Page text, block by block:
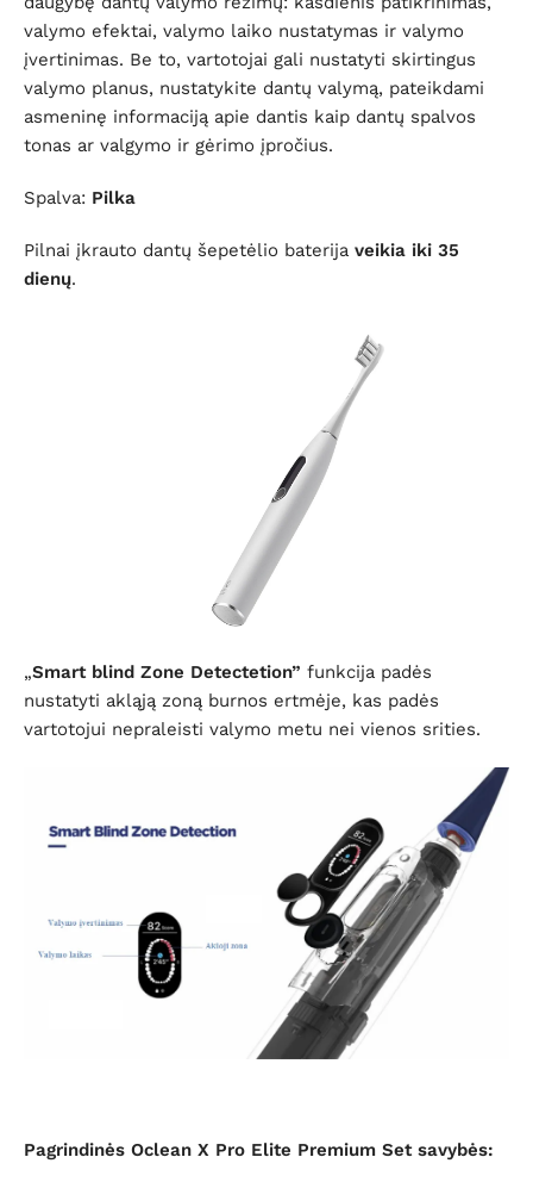
valymo efektai, valymo laiko nustatymas ir valymo
įvertinimas. Be to, vartotojai gali nustatyti skirtingus
valymo planus, nustatykite dantų valymą, pateikdami
asmeninę informaciją apie dantis kaip dantų spalvos
tonas ar valgymo ir gėrimo įpročius.
Spalva: Pilka
Pilnai įkrauto dantų šepetėlio baterija veikia iki 35
dienų.
„Smart blind Zone Detectetion” funkcija padės
nustatyti akląją zoną burnos ertmėje, kas padės
vartotojui nepraleisti valymo metu nei vienos srities.
Pagrindinės Oclean X Pro Elite Premium Set savybės: